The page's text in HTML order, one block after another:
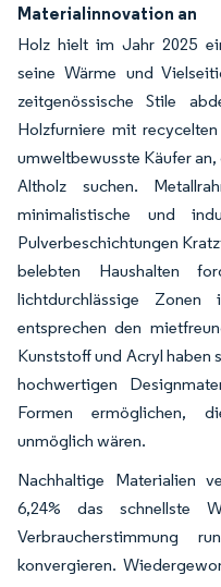
Materialinnovation an
Holz hielt im Jahr 2025
seine Wärme und
zeitgenössische Stile
Holzfurniere mit
umweltbewusste Käufer
Altholz suchen.
minimalistische und
Pulverbeschichtungen
belebten Haushalten
lichtdurchlässige Zonen
entsprechen den
Kunststoff und Acryl haben
hochwertigen
Formen ermöglichen,
unmöglich wären.
Nachhaltige Materialien
6,24% das schnellste
Verbraucherstimmung
konvergieren.